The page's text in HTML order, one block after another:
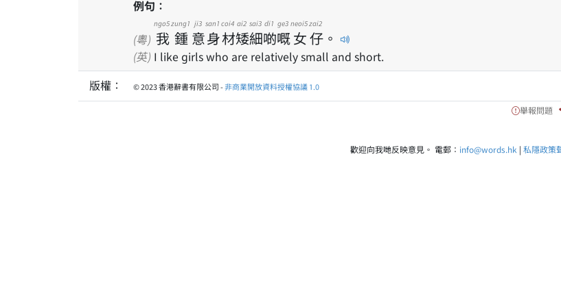
例句：
(粵) 我
ngo5
鍾
zung1
意
ji3
身
san1
材
coi4
矮
ai2
細
sai3
啲
di1
嘅
ge3
女
neoi5
仔
zai2
。
(英) I like girls who are relatively small and short.
版權：
© 2023 香港辭書有限公司 -非商業開放資料授權協議 1.0
舉報問題
歡迎向我哋反映意見。 電郵： info@words.hk | 私隱政策